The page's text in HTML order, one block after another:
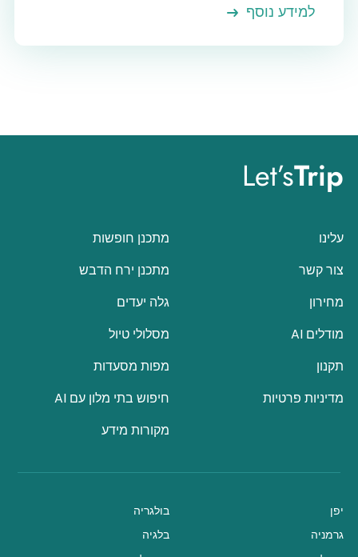
למידע נוסף
Let’sTrip
עלינו
צור קשר
מחירון
מודלים AI
תקנון
מדיניות פרטיות
מתכנן חופשות
מתכנן ירח הדבש
גלה יעדים
מסלולי טיול
מפות מסעדות
חיפוש בתי מלון עם AI
מקורות מידע
יפן
גרמניה
בולגריה
בלגיה